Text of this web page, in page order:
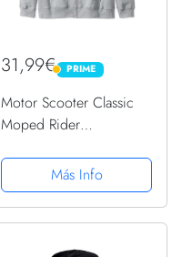
31,99€ PRIME
PRIME
Motor Scooter Classic
Moped Rider
Sudadera con Capucha
Más Info